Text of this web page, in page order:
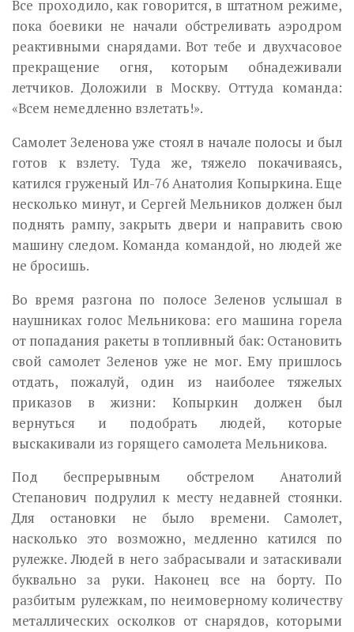
Все проходило, как говорится, в штатном режиме,
пока боевики не начали обстреливать аэродром
реактивными снарядами. Вот тебе и двухчасовое
прекращение огня, которым обнадеживали
летчиков. Доложили в Москву. Оттуда команда:
«Всем немедленно взлетать!».
Самолет Зеленова уже стоял в начале полосы и был
готов к взлету. Туда же, тяжело покачиваясь,
катился груженый Ил-76 Анатолия Копыркина. Еще
несколько минут, и Сергей Мельников должен был
поднять рампу, закрыть двери и направить свою
машину следом. Команда командой, но людей же
не бросишь.
Во время разгона по полосе Зеленов услышал в
наушниках голос Мельникова: его машина горела
от попадания ракеты в топливный бак: Остановить
свой самолет Зеленов уже не мог. Ему пришлось
отдать, пожалуй, один из наиболее тяжелых
приказов в жизни: Копыркин должен был
вернуться и подобрать людей, которые
выскакивали из горящего самолета Мельникова.
Под беспрерывным обстрелом Анатолий
Степанович подрулил к месту недавней стоянки.
Для остановки не было времени. Самолет,
насколько это возможно, медленно катился по
рулежке. Людей в него забрасывали и затаскивали
буквально за руки. Наконец все на борту. По
разбитым рулежкам, по неимоверному количеству
металлических осколков от снарядов, которыми